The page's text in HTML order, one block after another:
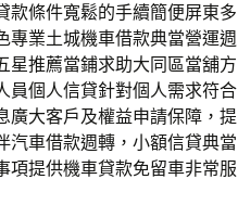
款條件寬鬆的手續簡便屏東多
專業土城機車借款典當營運週
星推薦當鋪求助大同區當舖方
員個人信貸針對個人需求符合
廣大客戶及權益申請保障，提
汽車借款週轉，小額信貸典當
項提供機車貸款免留車非常服